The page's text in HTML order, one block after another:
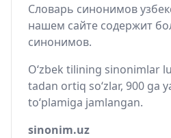
Словарь синонимов
нашем сайте содержит
синонимов.
O‘zbek tilining sinonimlar
tadan ortiq so‘zlar, 900 ga
to‘plamiga jamlangan.
sinonim.uz